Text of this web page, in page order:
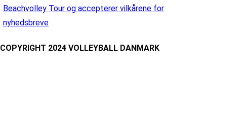
Beachvolley Tour og accepterer vilkårene for
nyhedsbreve
COPYRIGHT 2024 VOLLEYBALL DANMARK